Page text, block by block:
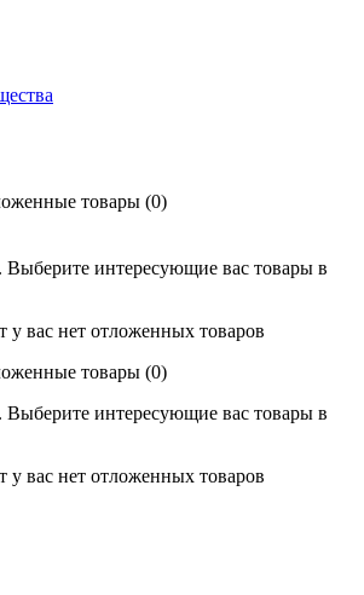
товары (0)
Выберите интересующие вас товары в
вас нет отложенных товаров
товары (0)
Выберите интересующие вас товары в
вас нет отложенных товаров